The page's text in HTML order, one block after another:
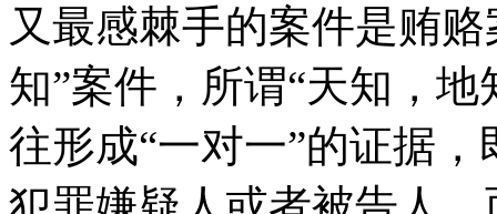
又最感棘手的案件是贿
知”案件，所谓“天知，
往形成“一对一”的证据